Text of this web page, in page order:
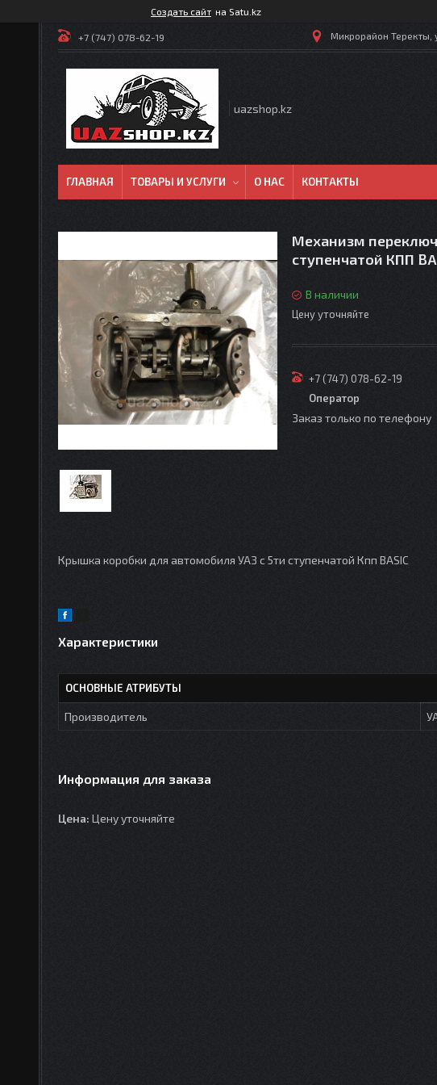
Создать сайт на Satu.kz
+7 (747) 078-62-19 Микрорайон Теректы,
uazshop.kz
ГЛАВНАЯ ТОВАРЫ И УСЛУГИ О НАС КОНТАКТЫ
Механизм
ступенчатой КПП
В наличии
Цену уточняйте
+7 (747) 078-62-19
Оператор
Заказ только по телефону
Крышка коробки для автомобиля УАЗ с 5ти ступенчатой Кпп BASIC
Характеристики
ОСНОВНЫЕ АТРИБУТЫ
Производитель
Информация для заказа
Цена: Цену уточняйте